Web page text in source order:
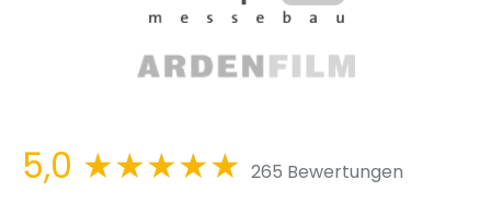
5,0 ★★★★★ 265 Bewertungen